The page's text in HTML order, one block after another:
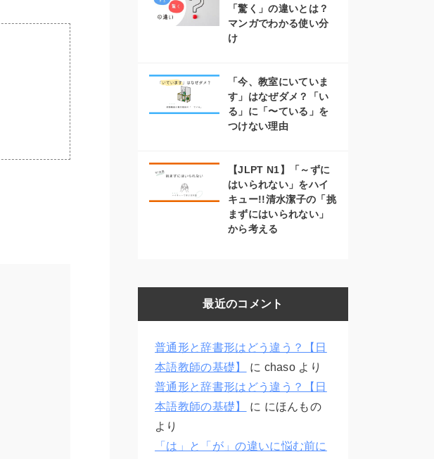
「驚く」の違いとは？
マンガでわかる使い分
け
「今、教室にいていま
す」はなぜダメ？「い
る」に「〜ている」を
つけない理由
【JLPT N1】「～ずに
はいられない」をハイ
キュー!!清水潔子の「挑
まずにはいられない」
から考える
最近のコメント
普通形と辞書形はどう違う？【日
本語教師の基礎】
に chaso より
普通形と辞書形はどう違う？【日
本語教師の基礎】
に にほんもの
より
「は」と「が」の違いに悩む前に